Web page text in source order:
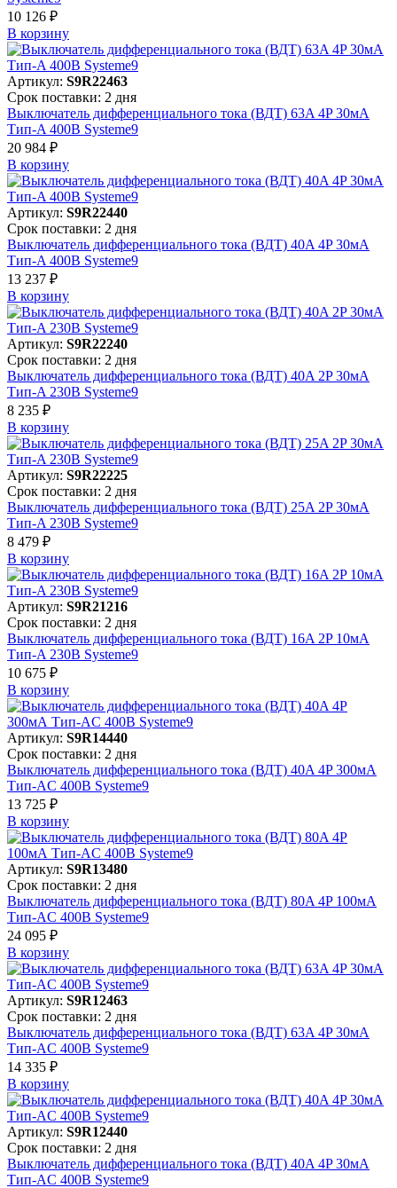
10 126 ₽
В корзинy
Артикул: S9R22463
Срок поставки: 2 дня
Выключатель дифференциального тока (ВДТ) 63A 4P 30мА
Тип-A 400В Systeme9
20 984 ₽
В корзинy
Артикул: S9R22440
Срок поставки: 2 дня
Выключатель дифференциального тока (ВДТ) 40A 4P 30мА
Тип-A 400В Systeme9
13 237 ₽
В корзинy
Артикул: S9R22240
Срок поставки: 2 дня
Выключатель дифференциального тока (ВДТ) 40A 2P 30мА
Тип-A 230В Systeme9
8 235 ₽
В корзинy
Артикул: S9R22225
Срок поставки: 2 дня
Выключатель дифференциального тока (ВДТ) 25A 2P 30мА
Тип-A 230В Systeme9
8 479 ₽
В корзинy
Артикул: S9R21216
Срок поставки: 2 дня
Выключатель дифференциального тока (ВДТ) 16A 2P 10мА
Тип-A 230В Systeme9
10 675 ₽
В корзинy
Артикул: S9R14440
Срок поставки: 2 дня
Выключатель дифференциального тока (ВДТ) 40A 4P 300мА
Тип-AC 400В Systeme9
13 725 ₽
В корзинy
Артикул: S9R13480
Срок поставки: 2 дня
Выключатель дифференциального тока (ВДТ) 80A 4P 100мА
Тип-AC 400В Systeme9
24 095 ₽
В корзинy
Артикул: S9R12463
Срок поставки: 2 дня
Выключатель дифференциального тока (ВДТ) 63A 4P 30мА
Тип-AC 400В Systeme9
14 335 ₽
В корзинy
Артикул: S9R12440
Срок поставки: 2 дня
Выключатель дифференциального тока (ВДТ) 40A 4P 30мА
Тип-AC 400В Systeme9